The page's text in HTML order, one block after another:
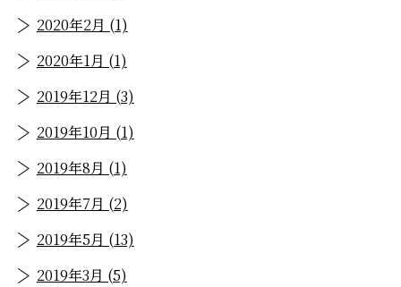
2020年2月 (1)
2020年1月 (1)
2019年12月 (3)
2019年10月 (1)
2019年8月 (1)
2019年7月 (2)
2019年5月 (13)
2019年3月 (5)